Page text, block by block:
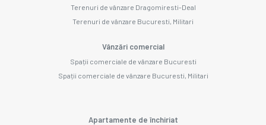
Terenuri de vânzare Dragomiresti-Deal
Terenuri de vânzare Bucuresti, Militari
Vânzări comercial
Spații comerciale de vânzare Bucuresti
Spații comerciale de vânzare Bucuresti, Militari
Apartamente de închiriat